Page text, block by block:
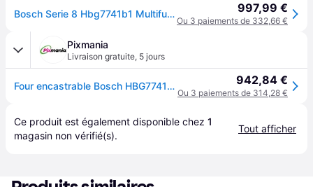
Bosch Serie 8 Hbg7741b1 Multifunction Oven 71l Noir 60 cm 997,99 €
Ou 3 paiements de 332,66 €
Pixmania
Livraison gratuite, 5 jours
Four encastrable Bosch HBG7741B1 71 L Pyrolyse Écran digital central Poignée inox Noir - Neuf - Transparent 942,84 €
Ou 3 paiements de 314,28 €
Ce produit est également disponible chez 1
magasin non vérifié(s).
Tout afficher